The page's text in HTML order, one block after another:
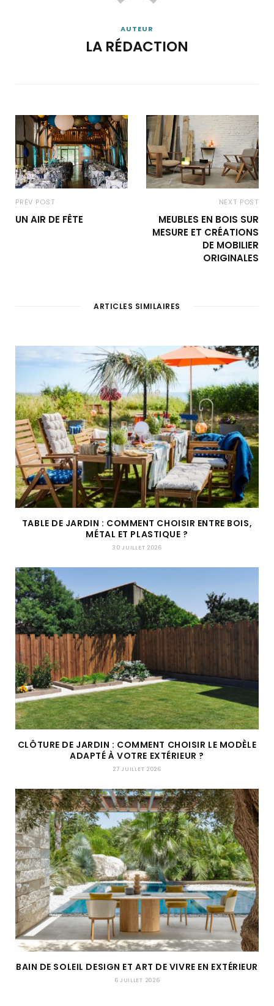
AUTEUR
LA RÉDACTION
PREV POST
UN AIR DE FÊTE
NEXT POST
MEUBLES EN BOIS SUR
MESURE ET CRÉATIONS
DE MOBILIER
ORIGINALES
ARTICLES SIMILAIRES
TABLE DE JARDIN : COMMENT CHOISIR ENTRE BOIS,
MÉTAL ET PLASTIQUE ?
30 JUILLET 2026
CLÔTURE DE JARDIN : COMMENT CHOISIR LE MODÈLE
ADAPTÉ À VOTRE EXTÉRIEUR ?
27 JUILLET 2026
BAIN DE SOLEIL DESIGN ET ART DE VIVRE EN EXTÉRIEUR
6 JUILLET 2026